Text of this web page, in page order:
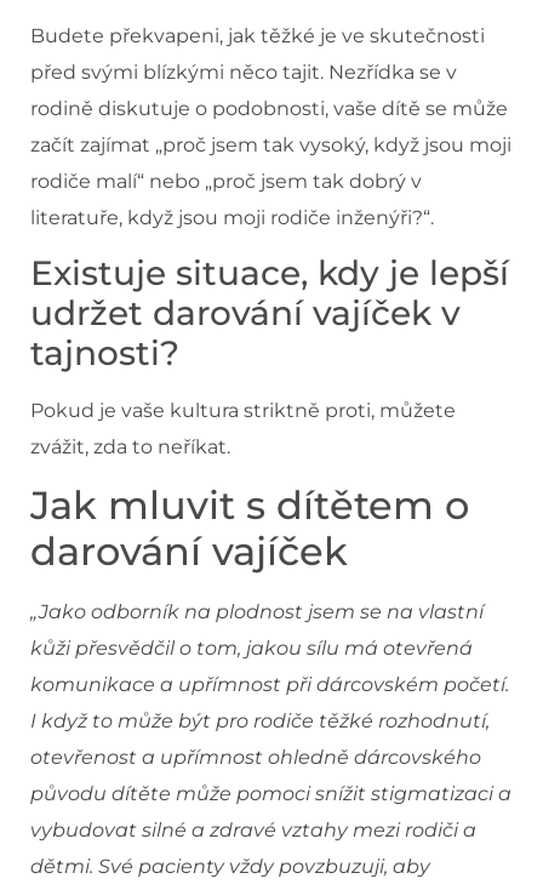
Budete překvapeni, jak těžké je ve skutečnosti
před svými blízkými něco tajit. Nezřídka se v
rodině diskutuje o podobnosti, vaše dítě se může
začít zajímat „proč jsem tak vysoký, když jsou moji
rodiče malí“ nebo „proč jsem tak dobrý v
literatuře, když jsou moji rodiče inženýři?“.
Existuje situace, kdy je lepší
udržet darování vajíček v
tajnosti?
Pokud je vaše kultura striktně proti, můžete
zvážit, zda to neříkat.
Jak mluvit s dítětem o
darování vajíček
„Jako odborník na plodnost jsem se na vlastní
kůži přesvědčil o tom, jakou sílu má otevřená
komunikace a upřímnost při dárcovském početí.
I když to může být pro rodiče těžké rozhodnutí,
otevřenost a upřímnost ohledně dárcovského
původu dítěte může pomoci snížit stigmatizaci a
vybudovat silné a zdravé vztahy mezi rodiči a
dětmi. Své pacienty vždy povzbuzuji, aby